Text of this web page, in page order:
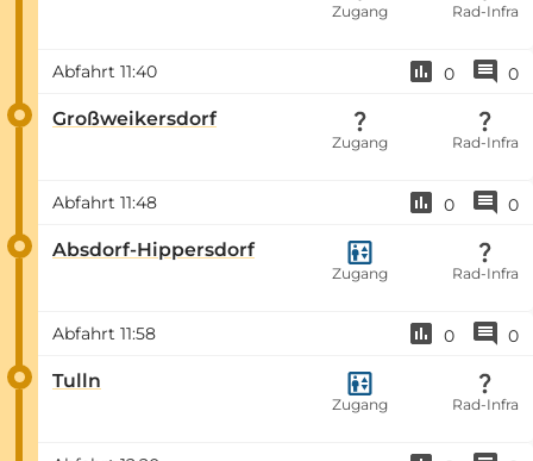
Zugang Rad-Infra
Abfahrt 11:40 0 0
Großweikersdorf
Zugang Rad-Infra
Abfahrt 11:48 0 0
Absdorf-Hippersdorf
Zugang Rad-Infra
Abfahrt 11:58 0 0
Tulln
Zugang Rad-Infra